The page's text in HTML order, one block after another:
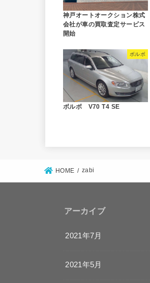
神戸オートオークション株式
会社が車の買取査定サービス
開始
ボルボ
ボルボ V70 T4 SE
HOME zabi
アーカイブ
2021年7月
2021年5月